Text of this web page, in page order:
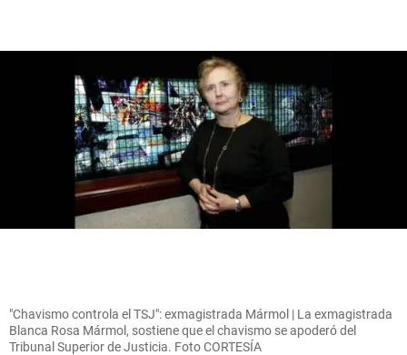
"Chavismo controla el TSJ": exmagistrada Mármol | La exmagistrada
Blanca Rosa Mármol, sostiene que el chavismo se apoderó del
Tribunal Superior de Justicia. Foto CORTESÍA